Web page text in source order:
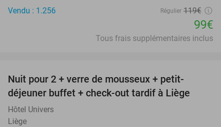
Vendu : 1.256
Régulier 119€
99€
Tous frais supplémentaires inclus
Nuit pour 2 + verre de mousseux + petit-
déjeuner buffet + check-out tardif à Liège
Hôtel Univers
Liège